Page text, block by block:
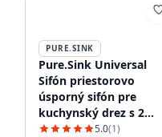
PURE.SINK
Pure.Sink Universal
Sifón priestorovo
úsporný sifón pre
kuchynský drez s 2
pripojeniami na
5.0(1)